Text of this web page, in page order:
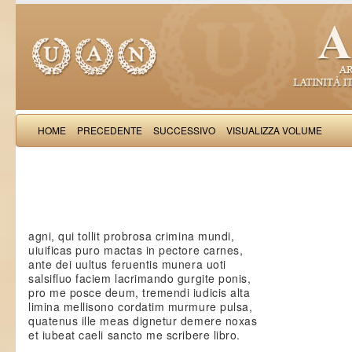
HOME PRECEDENTE SUCCESSIVO VISUALIZZA VOLUME
agni, qui tollit probrosa crimina mundi,
uiuificas puro mactas in pectore carnes,
ante dei uultus feruentis munera uoti
salsifluo faciem lacrimando gurgite ponis,
pro me posce deum, tremendi iudicis alta
limina mellisono cordatim murmure pulsa,
quatenus ille meas dignetur demere noxas
et iubeat caeli sancto me scribere libro.